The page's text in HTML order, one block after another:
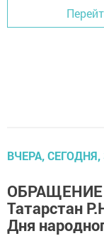
ВЧЕРА, СЕГОДНЯ,
ОБРАЩЕНИЕ
Татарстан
Дня